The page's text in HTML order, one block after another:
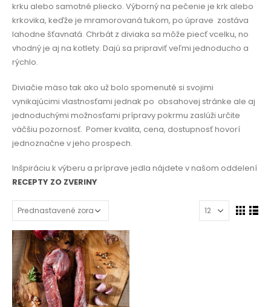
krku alebo samotné pliecko. Výborný na pečenie je krk alebo
krkovika, keďže je mramorovaná tukom, po úprave zostáva
lahodne šťavnatá. Chrbát z diviaka sa môže piecť vcelku, no
vhodný je aj na kotlety. Dajú sa pripraviť veľmi jednoducho a
rýchlo.
Diviačie mäso tak ako už bolo spomenuté si svojimi
vynikajúcimi vlastnosťami jednak po obsahovej stránke ale aj
jednoduchými možnosťami prípravy pokrmu zaslúži určite
väčšiu pozornosť. Pomer kvalita, cena, dostupnosť hovorí
jednoznačne v jeho prospech.
Inšpiráciu k výberu a príprave jedla nájdete v našom oddelení
RECEPTY ZO ZVERINY